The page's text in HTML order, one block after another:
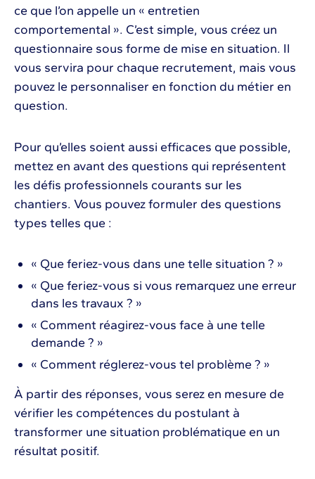
ce que l’on appelle un « entretien
comportemental ». C’est simple, vous créez un
questionnaire sous forme de mise en situation. Il
vous servira pour chaque recrutement, mais vous
pouvez le personnaliser en fonction du métier en
question.
Pour qu’elles soient aussi efficaces que possible,
mettez en avant des questions qui représentent
les défis professionnels courants sur les
chantiers. Vous pouvez formuler des questions
types telles que :
« Que feriez-vous dans une telle situation ? »
« Que feriez-vous si vous remarquez une erreur
dans les travaux ? »
« Comment réagirez-vous face à une telle
demande ? »
« Comment réglerez-vous tel problème ? »
À partir des réponses, vous serez en mesure de
vérifier les compétences du postulant à
transformer une situation problématique en un
résultat positif.